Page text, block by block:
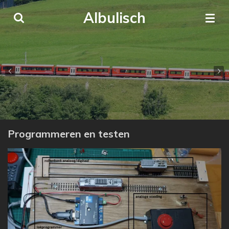
Ga
direct
hoofdinhoud
Albulisch
Programmeren en testen